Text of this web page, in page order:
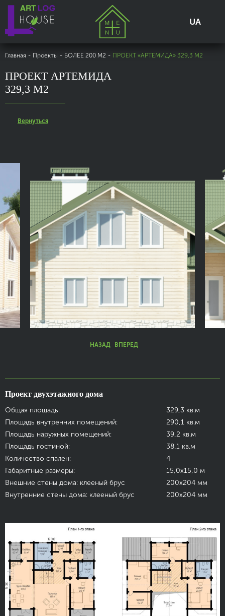
UA
Главная - Проекты - БОЛЕЕ 200 М2 - ПРОЕКТ «АРТЕМИДА» 329,3 М2
ПРОЕКТ АРТЕМИДА
329,3 М2
Вернуться
НАЗАД ВПЕРЕД
Проект двухэтажного дома
Общая площадь:
329,3 кв.м
Площадь внутренних помещений:
290,1 кв.м
Площадь наружных помещений:
39,2 кв.м
Площадь гостиной:
38,1 кв.м
Количество спален:
4
Габаритные размеры:
15,0х15,0 м
Внешние стены дома: клееный брус
200х204 мм
Внутренние стены дома: клееный брус
200х204 мм